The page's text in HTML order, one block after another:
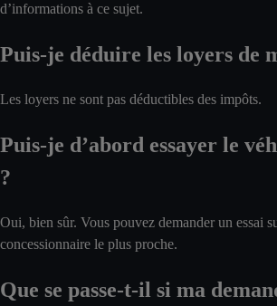
d’informations à ce sujet.
Puis-je déduire les loyers de
Les loyers ne sont pas déductibles des impôts.
Puis-je d’abord essayer le
?
Oui, bien sûr. Vous pouvez demander un essai
concessionnaire le plus proche.
Que se passe-t-il si ma